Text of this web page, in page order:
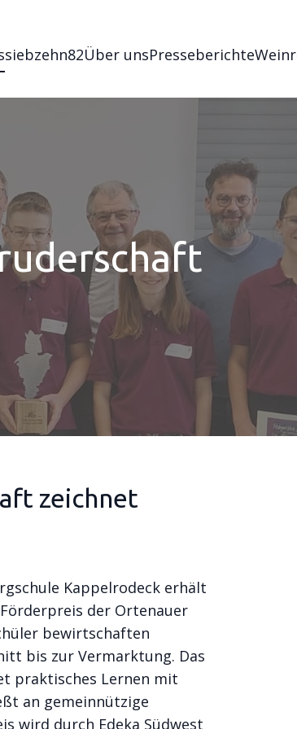
siebzehn82Über unsPresseberichte
zeichnet
Kappelrodeck erhält
der Ortenauer
bewirtschaften
bis zur Vermarktung. Das
praktisches Lernen mit
an gemeinnützige
wird durch Edeka Südwest